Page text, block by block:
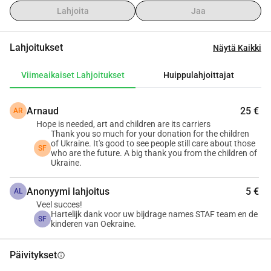
Nämä lapset tarvitsevat sinua nyt
vanhempansa, turvallinen paikkansa kaikki on poissa. He
tukipilaria.
On sydäntäsärkevää, että he, jotka ovat jo kokeneet niin
paljon, eivät saa turvallista paikkaa toipua.
Sinä voit auttaa näitä lapsia
Voit auttaa rakentamaan uuden kodin näille lapsille,
turvallisen paikan, jossa he voivat jälleen nauraa, leikkiä ja
olla vain lapsia.
Tämä vastaanotto- ja kuntoutuskeskus tarjoaa heille ei
vain turvapaikan, vaan myös psykologista hoitoa,
lääketieteellistä tukea ja ympäristön, jossa he voivat jälleen
traumojaan ja aloittaa tarvitsemansa toipumisen.
Lahjoita Jaa
Lahjoitukset Näytä Kaikki
Viimeaikaiset Lahjoitukset Huippulahjoittajat
AR Arnaud 25 €
Hope is needed, art and children are its carriers
SF
Thank you so much for your donation for the children
of Ukraine. It's good to see people still care about those
who are the future. A big thank you from the children of
Ukraine.
AL Anonyymi lahjoitus 5 €
Veel succes!
SF Hartelijk dank voor uw bijdrage names STAF team en de
kinderen van Oekraine.
Päivityksetinfo